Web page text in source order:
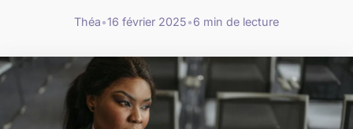
Théa•16 février 2025•6 min de lecture